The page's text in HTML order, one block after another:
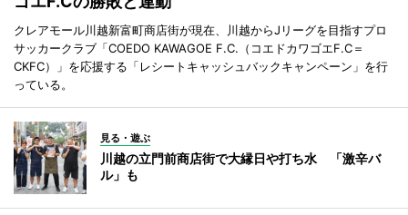
クレアモール川越新富町商店街が現在、川越からJリーグを目指すプロ
サッカークラブ「COEDO KAWAGOE F.C.（コエドカワゴエF.C＝
CKFC）」を応援する「レシートキャッシュバックキャンペーン」を行
っている。
見る・遊ぶ
川越の立門前商店街で大縁日や打ち水 「激辛バ
ル」も